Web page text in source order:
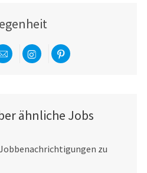
teilen
teilen teilen
Per E-Mail teilen
Über Instagram
Über
ähnliche Jobs
zu